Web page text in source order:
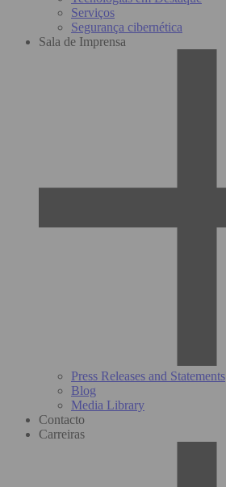
Serviços
Segurança cibernética
Sala de Imprensa
Press Releases and Statements
Blog
Media Library
Contacto
Carreiras